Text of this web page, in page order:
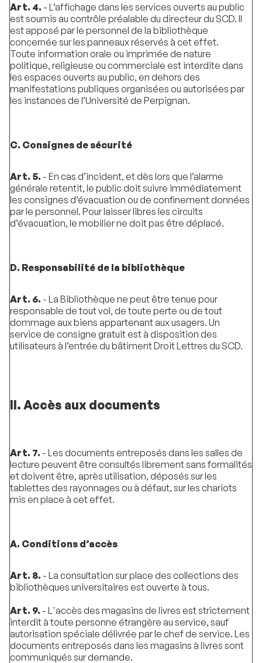
Art. 4. - L’affichage dans les services ouverts au public
est soumis au contrôle préalable du directeur du SCD. Il
est apposé par le personnel de la bibliothèque
concernée sur les panneaux réservés à cet effet.
Toute information orale ou imprimée de nature
politique, religieuse ou commerciale est interdite dans
les espaces ouverts au public, en dehors des
manifestations publiques organisées ou autorisées par
les instances de l’Université de Perpignan.
C. Consignes de sécurité
Art. 5. - En cas d’incident, et dès lors que l’alarme
générale retentit, le public doit suivre immédiatement
les consignes d’évacuation ou de confinement données
par le personnel. Pour laisser libres les circuits
d’évacuation, le mobilier ne doit pas être déplacé.
D. Responsabilité de la bibliothèque
Art. 6. - La Bibliothèque ne peut être tenue pour
responsable de tout vol, de toute perte ou de tout
dommage aux biens appartenant aux usagers. Un
service de consigne gratuit est à disposition des
utilisateurs à l’entrée du bâtiment Droit Lettres du SCD.
II. Accès aux documents
Art. 7. - Les documents entreposés dans les salles de
lecture peuvent être consultés librement sans formalités
et doivent être, après utilisation, déposés sur les
tablettes des rayonnages ou à défaut, sur les chariots
mis en place à cet effet.
A. Conditions d’accès
Art. 8. - La consultation sur place des collections des
bibliothèques universitaires est ouverte à tous.
Art. 9. - L'accès des magasins de livres est strictement
interdit à toute personne étrangère au service, sauf
autorisation spéciale délivrée par le chef de service. Les
documents entreposés dans les magasins à livres sont
communiqués sur demande.